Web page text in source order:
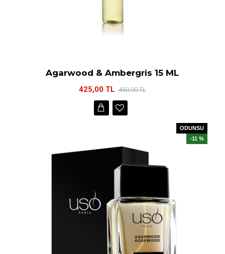
Agarwood & Ambergris 15 ML
425,00 TL 450,00 TL
ODUNSU
-11 %